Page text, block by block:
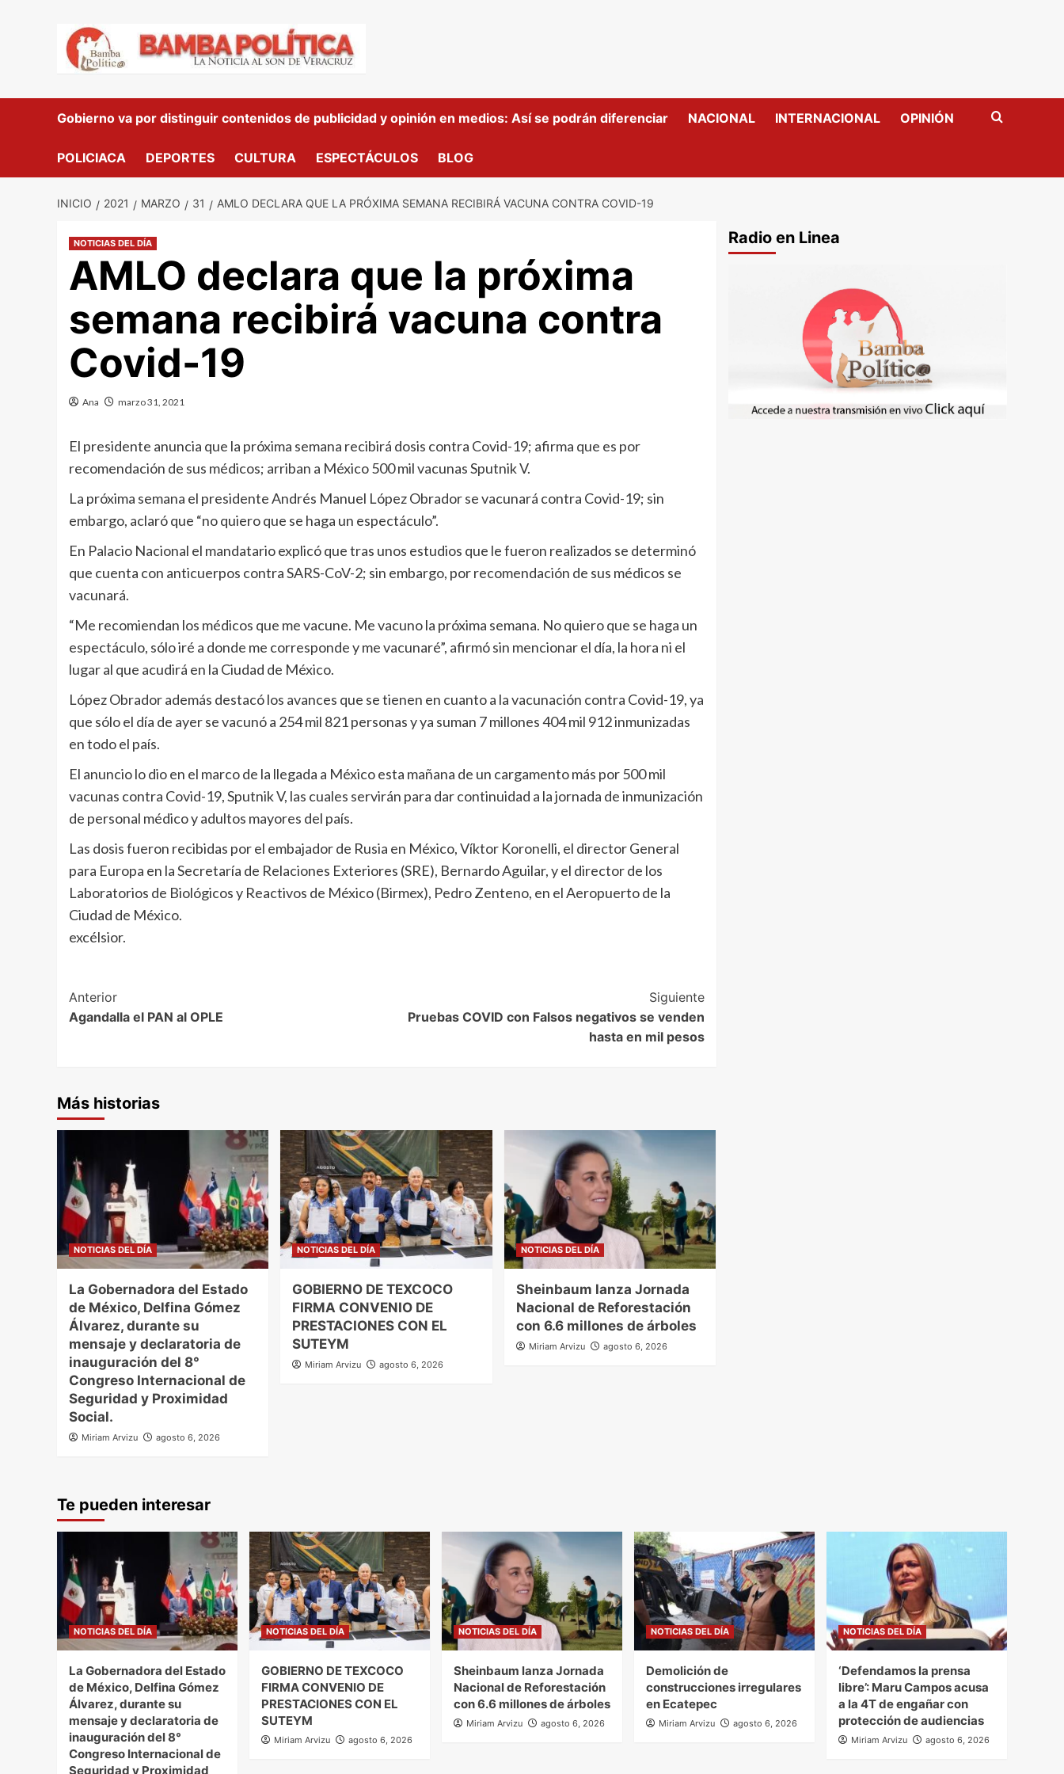
Gobierno va por distinguir contenidos de publicidad y opinión en medios: Así se podrán diferenciar NACIONAL INTERNACIONAL OPINIÓN
POLICIACA DEPORTES CULTURA ESPECTÁCULOS BLOG
INICIO 2021 MARZO 31 AMLO DECLARA QUE LA PRÓXIMA SEMANA RECIBIRÁ VACUNA CONTRA COVID-19
NOTICIAS DEL DÍA
AMLO declara que la próxima
semana recibirá vacuna contra
Covid-19
Ana marzo 31, 2021
El presidente anuncia que la próxima semana recibirá dosis contra Covid-19; afirma que es por
recomendación de sus médicos; arriban a México 500 mil vacunas Sputnik V.
La próxima semana el presidente Andrés Manuel López Obrador se vacunará contra Covid-19; sin
embargo, aclaró que “no quiero que se haga un espectáculo”.
En Palacio Nacional el mandatario explicó que tras unos estudios que le fueron realizados se determinó
que cuenta con anticuerpos contra SARS-CoV-2; sin embargo, por recomendación de sus médicos se
vacunará.
“Me recomiendan los médicos que me vacune. Me vacuno la próxima semana. No quiero que se haga un
espectáculo, sólo iré a donde me corresponde y me vacunaré”, afirmó sin mencionar el día, la hora ni el
lugar al que acudirá en la Ciudad de México.
López Obrador además destacó los avances que se tienen en cuanto a la vacunación contra Covid-19, ya
que sólo el día de ayer se vacunó a 254 mil 821 personas y ya suman 7 millones 404 mil 912 inmunizadas
en todo el país.
El anuncio lo dio en el marco de la llegada a México esta mañana de un cargamento más por 500 mil
vacunas contra Covid-19, Sputnik V, las cuales servirán para dar continuidad a la jornada de inmunización
de personal médico y adultos mayores del país.
Las dosis fueron recibidas por el embajador de Rusia en México, Víktor Koronelli, el director General
para Europa en la Secretaría de Relaciones Exteriores (SRE), Bernardo Aguilar, y el director de los
Laboratorios de Biológicos y Reactivos de México (Birmex), Pedro Zenteno, en el Aeropuerto de la
Ciudad de México.
excélsior.
Post
Navigation
Anterior
Agandalla el PAN al OPLE
Siguiente
Pruebas COVID con Falsos negativos se venden
hasta en mil pesos
Más historias
NOTICIAS DEL DÍA
La Gobernadora del Estado
de México, Delfina Gómez
Álvarez, durante su
mensaje y declaratoria de
inauguración del 8°
Congreso Internacional de
Seguridad y Proximidad
Social.
Miriam Arvizu agosto 6, 2026
NOTICIAS DEL DÍA
GOBIERNO DE TEXCOCO
FIRMA CONVENIO DE
PRESTACIONES CON EL
SUTEYM
Miriam Arvizu agosto 6, 2026
NOTICIAS DEL DÍA
Sheinbaum lanza Jornada
Nacional de Reforestación
con 6.6 millones de árboles
Miriam Arvizu agosto 6, 2026
Radio en Linea
Te pueden interesar
NOTICIAS DEL DÍA
La Gobernadora del Estado
de México, Delfina Gómez
Álvarez, durante su
mensaje y declaratoria de
inauguración del 8°
Congreso Internacional de
Seguridad y Proximidad
NOTICIAS DEL DÍA
GOBIERNO DE TEXCOCO
FIRMA CONVENIO DE
PRESTACIONES CON EL
SUTEYM
Miriam Arvizu agosto 6, 2026
NOTICIAS DEL DÍA
Sheinbaum lanza Jornada
Nacional de Reforestación
con 6.6 millones de árboles
Miriam Arvizu agosto 6, 2026
NOTICIAS DEL DÍA
Demolición de
construcciones irregulares
en Ecatepec
Miriam Arvizu agosto 6, 2026
NOTICIAS DEL DÍA
‘Defendamos la prensa
libre’: Maru Campos acusa
a la 4T de engañar con
protección de audiencias
Miriam Arvizu agosto 6, 2026